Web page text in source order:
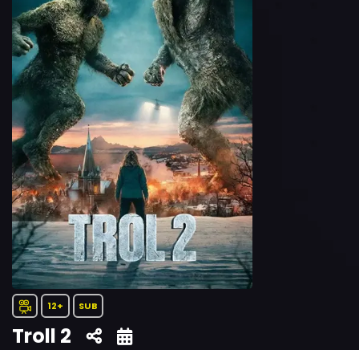
12+ SUB
Troll 2